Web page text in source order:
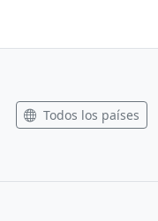
Todos los países